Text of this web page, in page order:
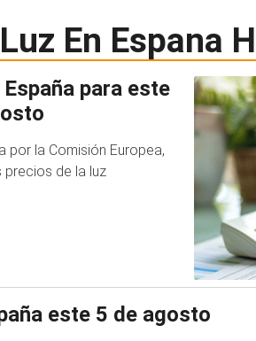
Luz En Espana
para este
por la Comisión Europea,
precios de la luz
este 5 de agosto